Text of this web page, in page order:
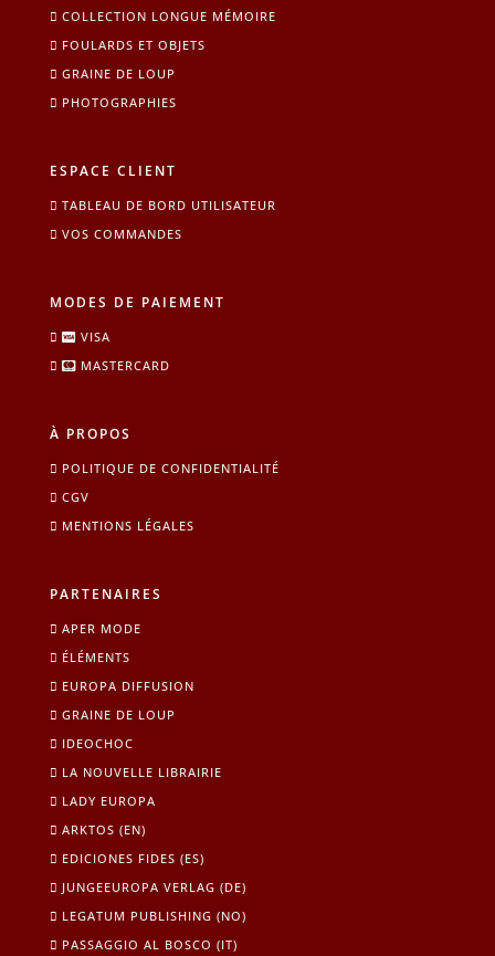
COLLECTION LONGUE MÉMOIRE
FOULARDS ET OBJETS
GRAINE DE LOUP
PHOTOGRAPHIES
ESPACE CLIENT
TABLEAU DE BORD UTILISATEUR
VOS COMMANDES
MODES DE PAIEMENT
VISA
MASTERCARD
À PROPOS
POLITIQUE DE CONFIDENTIALITÉ
CGV
MENTIONS LÉGALES
PARTENAIRES
APER MODE
ÉLÉMENTS
EUROPA DIFFUSION
GRAINE DE LOUP
IDEOCHOC
LA NOUVELLE LIBRAIRIE
LADY EUROPA
ARKTOS (EN)
EDICIONES FIDES (ES)
JUNGEEUROPA VERLAG (DE)
LEGATUM PUBLISHING (NO)
PASSAGGIO AL BOSCO (IT)